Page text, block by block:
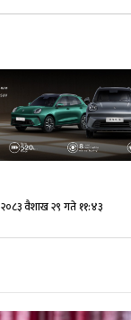
२०८३ वैशाख २९ गते ११:४३